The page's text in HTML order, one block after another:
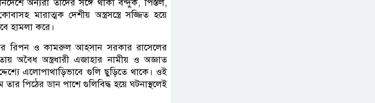
অন্যরা তাদের সঙ্গে থাকা বন্দুক, পিস্তল,
মারাত্মক দেশীয় অস্ত্রসস্ত্রে সজ্জিত হয়ে
হামলা করে।
রিপন ও কামরুল আহসান সরকার রাসেলের
অবৈধ অস্ত্রধারী এজাহার নামীয় ও অজ্ঞাত
এলোপাথাড়িভাবে গুলি ছুড়িতে থাকে। ওই
পিঠের ডান পাশে গুলিবিদ্ধ হয়ে ঘটনাস্থলেই